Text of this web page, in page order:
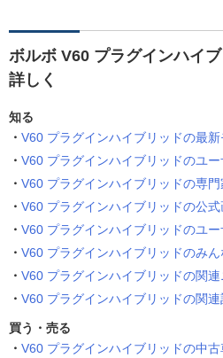
ボルボ V60 プラグインハイ
詳しく
知る
V60 プラグインハイブリッドの最
V60 プラグインハイブリッドのユ
V60 プラグインハイブリッドの専
V60 プラグインハイブリッドの公式
V60 プラグインハイブリッドのユ
V60 プラグインハイブリッドのみ
V60 プラグインハイブリッドの関
V60 プラグインハイブリッドの関連
買う・売る
V60 プラグインハイブリッドの中古